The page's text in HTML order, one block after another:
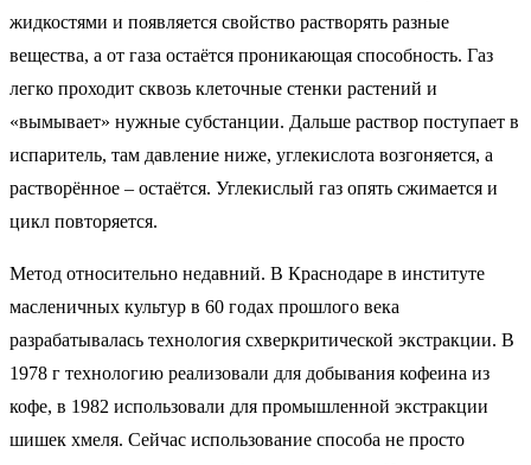
жидкостями и появляется свойство растворять разные
вещества, а от газа остаётся проникающая способность. Газ
легко проходит сквозь клеточные стенки растений и
«вымывает» нужные субстанции. Дальше раствор поступает в
испаритель, там давление ниже, углекислота возгоняется, а
растворённое – остаётся. Углекислый газ опять сжимается и
цикл повторяется.
Метод относительно недавний. В Краснодаре в институте
масленичных культур в 60 годах прошлого века
разрабатывалась технология схверкритической экстракции. В
1978 г технологию реализовали для добывания кофеина из
кофе, в 1982 использовали для промышленной экстракции
шишек хмеля. Сейчас использование способа не просто